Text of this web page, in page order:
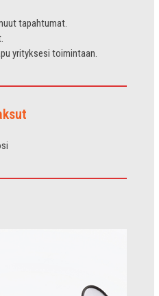
tapahtumat.
yrityksesi toimintaan.